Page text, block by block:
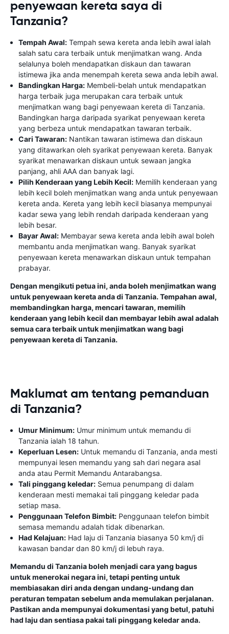
penyewaan kereta saya di
Tanzania?
Tempah Awal: Tempah sewa kereta anda lebih awal ialah
salah satu cara terbaik untuk menjimatkan wang. Anda
selalunya boleh mendapatkan diskaun dan tawaran
istimewa jika anda menempah kereta sewa anda lebih awal.
Bandingkan Harga: Membeli-belah untuk mendapatkan
harga terbaik juga merupakan cara terbaik untuk
menjimatkan wang bagi penyewaan kereta di Tanzania.
Bandingkan harga daripada syarikat penyewaan kereta
yang berbeza untuk mendapatkan tawaran terbaik.
Cari Tawaran: Nantikan tawaran istimewa dan diskaun
yang ditawarkan oleh syarikat penyewaan kereta. Banyak
syarikat menawarkan diskaun untuk sewaan jangka
panjang, ahli AAA dan banyak lagi.
Pilih Kenderaan yang Lebih Kecil: Memilih kenderaan yang
lebih kecil boleh menjimatkan wang anda untuk penyewaan
kereta anda. Kereta yang lebih kecil biasanya mempunyai
kadar sewa yang lebih rendah daripada kenderaan yang
lebih besar.
Bayar Awal: Membayar sewa kereta anda lebih awal boleh
membantu anda menjimatkan wang. Banyak syarikat
penyewaan kereta menawarkan diskaun untuk tempahan
prabayar.
Dengan mengikuti petua ini, anda boleh menjimatkan wang
untuk penyewaan kereta anda di Tanzania. Tempahan awal,
membandingkan harga, mencari tawaran, memilih
kenderaan yang lebih kecil dan membayar lebih awal adalah
semua cara terbaik untuk menjimatkan wang bagi
penyewaan kereta di Tanzania.
Maklumat am tentang pemanduan
di Tanzania?
Umur Minimum: Umur minimum untuk memandu di
Tanzania ialah 18 tahun.
Keperluan Lesen: Untuk memandu di Tanzania, anda mesti
mempunyai lesen memandu yang sah dari negara asal
anda atau Permit Memandu Antarabangsa.
Tali pinggang keledar: Semua penumpang di dalam
kenderaan mesti memakai tali pinggang keledar pada
setiap masa.
Penggunaan Telefon Bimbit: Penggunaan telefon bimbit
semasa memandu adalah tidak dibenarkan.
Had Kelajuan: Had laju di Tanzania biasanya 50 km/j di
kawasan bandar dan 80 km/j di lebuh raya.
Memandu di Tanzania boleh menjadi cara yang bagus
untuk menerokai negara ini, tetapi penting untuk
membiasakan diri anda dengan undang-undang dan
peraturan tempatan sebelum anda memulakan perjalanan.
Pastikan anda mempunyai dokumentasi yang betul, patuhi
had laju dan sentiasa pakai tali pinggang keledar anda.